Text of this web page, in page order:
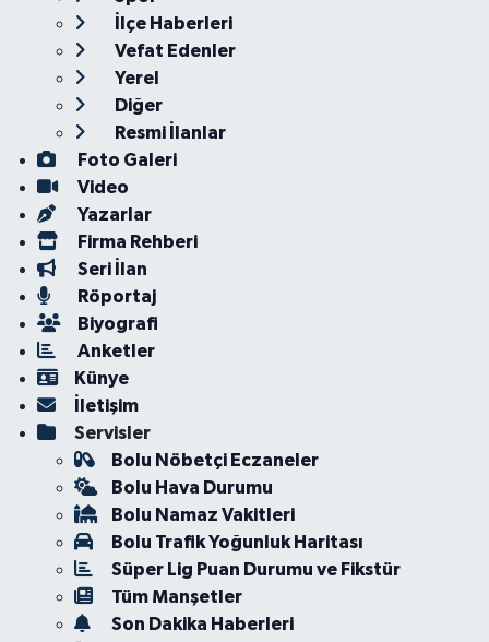
İlçe Haberleri
Vefat Edenler
Yerel
Diğer
Resmi İlanlar
Foto Galeri
Video
Yazarlar
Firma Rehberi
Seri İlan
Röportaj
Biyografi
Anketler
Künye
İletişim
Servisler
Bolu Nöbetçi Eczaneler
Bolu Hava Durumu
Bolu Namaz Vakitleri
Bolu Trafik Yoğunluk Haritası
Süper Lig Puan Durumu ve Fikstür
Tüm Manşetler
Son Dakika Haberleri